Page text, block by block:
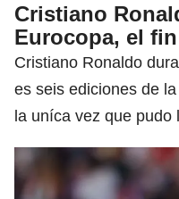
Cristiano
Eurocopa, el
Cristiano Ronaldo
es seis ediciones de
la uníca vez que pudo